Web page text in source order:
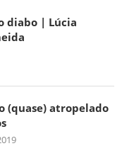
diabo | Lúcia
(quase) atropelado